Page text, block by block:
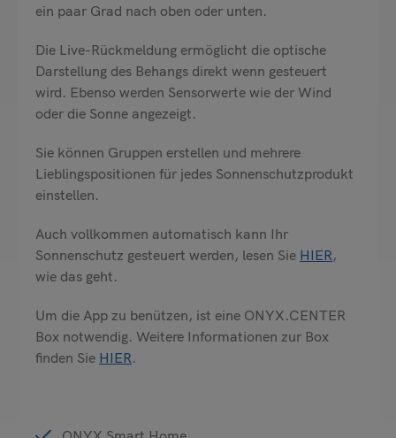
ein paar Grad nach oben oder unten.
Die Live-Rückmeldung ermöglicht die optische
Darstellung des Behangs direkt wenn gesteuert
wird. Ebenso werden Sensorwerte wie der Wind
oder die Sonne angezeigt.
Sie können Gruppen erstellen und mehrere
Lieblingspositionen für jedes Sonnenschutzprodukt
einstellen.
Auch vollkommen automatisch kann Ihr
Sonnenschutz gesteuert werden, lesen Sie HIER,
wie das geht.
Um die App zu benützen, ist eine ONYX.CENTER
Box notwendig. Weitere Informationen zur Box
finden Sie HIER.